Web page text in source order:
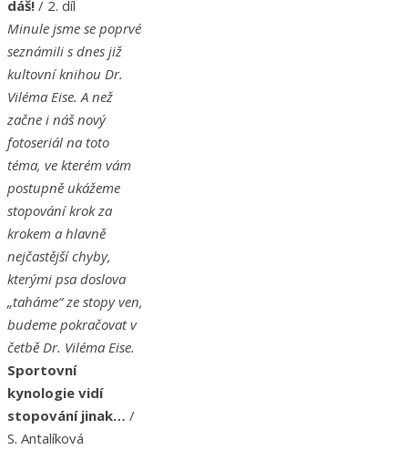
dáš! / 2. díl
Minule jsme se poprvé
seznámili s dnes již
kultovní knihou Dr.
Viléma Eise. A než
začne i náš nový
fotoseriál na toto
téma, ve kterém vám
postupně ukážeme
stopování krok za
krokem a hlavně
nejčastější chyby,
kterými psa doslova
„taháme“ ze stopy ven,
budeme pokračovat v
četbě Dr. Viléma Eise.
Sportovní
kynologie vidí
stopování jinak… /
S. Antalíková